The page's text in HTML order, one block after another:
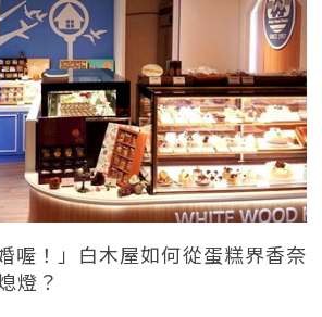
喔！」白木屋如何從蛋糕界香奈
燈？